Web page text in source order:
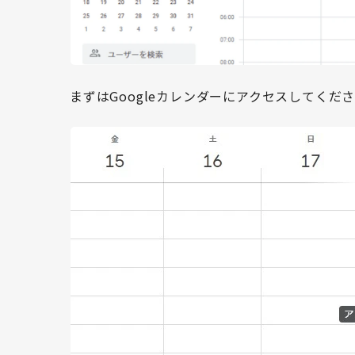
まずはGoogleカレンダーにアクセスしてくだ